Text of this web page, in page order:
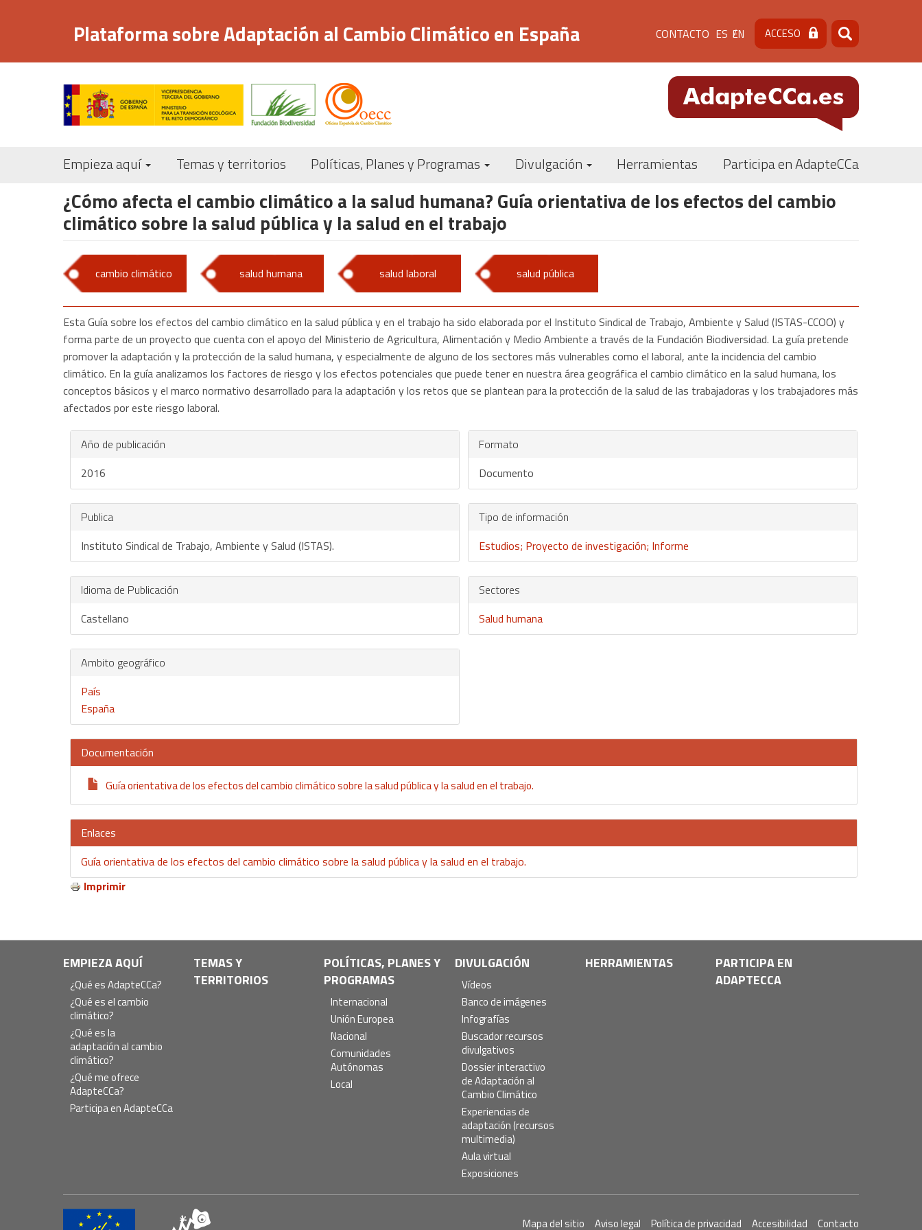
principal
Plataforma sobre Adaptación al Cambio Climático en España Menú
de
cabecera
[contacto]
CONTACTO ES EN ACCESO Buscar
Buscar
Navegación
Empieza aquí Temas y territorios Políticas, Planes y Programas Divulgación Herramientas Participa en AdapteCCa
¿Cómo afecta el cambio climático a la salud humana? Guía orientativa de los efectos del cambio
climático sobre la salud pública y la salud en el trabajo
cambio climático salud humana salud laboral salud pública
Esta Guía sobre los efectos del cambio climático en la salud pública y en el trabajo ha sido elaborada por el Instituto Sindical de Trabajo, Ambiente y Salud (ISTAS-CCOO) y
forma parte de un proyecto que cuenta con el apoyo del Ministerio de Agricultura, Alimentación y Medio Ambiente a través de la Fundación Biodiversidad. La guía pretende
promover la adaptación y la protección de la salud humana, y especialmente de alguno de los sectores más vulnerables como el laboral, ante la incidencia del cambio
climático. En la guía analizamos los factores de riesgo y los efectos potenciales que puede tener en nuestra área geográfica el cambio climático en la salud humana, los
conceptos básicos y el marco normativo desarrollado para la adaptación y los retos que se plantean para la protección de la salud de las trabajadoras y los trabajadores más
afectados por este riesgo laboral.
Año de publicación
2016
Publica
Instituto Sindical de Trabajo, Ambiente y Salud (ISTAS).
Idioma de Publicación
Castellano
Ambito geográfico
País
España
Formato
Documento
Tipo de información
Estudios; Proyecto de investigación; Informe
Sectores
Salud humana
Documentación
Guía orientativa de los efectos del cambio climático sobre la salud pública y la salud en el trabajo.
Enlaces
Guía orientativa de los efectos del cambio climático sobre la salud pública y la salud en el trabajo.
Imprimir
Navegación
principal
EMPIEZA AQUÍ
¿Qué es AdapteCCa?
¿Qué es el cambio
climático?
¿Qué es la
adaptación al cambio
climático?
¿Qué me ofrece
AdapteCCa?
Participa en AdapteCCa
TEMAS Y
TERRITORIOS
POLÍTICAS, PLANES Y
PROGRAMAS
Internacional
Unión Europea
Nacional
Comunidades
Autónomas
Local
DIVULGACIÓN
Vídeos
Banco de imágenes
Infografías
Buscador recursos
divulgativos
Dossier interactivo
de Adaptación al
Cambio Climático
Experiencias de
adaptación (recursos
multimedia)
Aula virtual
Exposiciones
HERRAMIENTAS
PARTICIPA EN
ADAPTECCA
Pie
Mapa del sitio Aviso legal Política de privacidad Accesibilidad Contacto